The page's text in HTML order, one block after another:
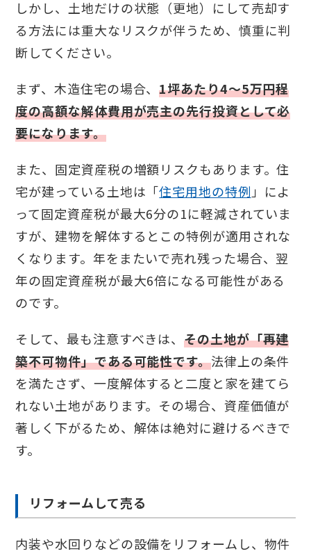
しかし、土地だけの状態（更地）にして売却す
る方法には重大なリスクが伴うため、慎重に判
断してください。
まず、木造住宅の場合、1坪あたり4～5万円程
度の高額な解体費用が売主の先行投資として必
要になります。
また、固定資産税の増額リスクもあります。住
宅が建っている土地は「住宅用地の特例」によ
って固定資産税が最大6分の1に軽減されていま
すが、建物を解体するとこの特例が適用されな
くなります。年をまたいで売れ残った場合、翌
年の固定資産税が最大6倍になる可能性がある
のです。
そして、最も注意すべきは、その土地が「再建
築不可物件」である可能性です。法律上の条件
を満たさず、一度解体すると二度と家を建てら
れない土地があります。その場合、資産価値が
著しく下がるため、解体は絶対に避けるべきで
す。
リフォームして売る
内装や水回りなどの設備をリフォームし、物件